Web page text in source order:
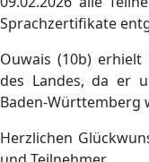
Sprachzertifikate
Ouwais (10b) erhielt
des Landes, da er
Baden-Württemberg
Herzlichen